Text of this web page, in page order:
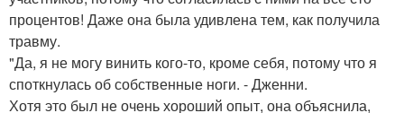
процентов! Даже она была удивлена тем, как получила
травму.
"Да, я не могу винить кого-то, кроме себя, потому что я
споткнулась об собственные ноги. - Дженни.
Хотя это был не очень хороший опыт, она объяснила,